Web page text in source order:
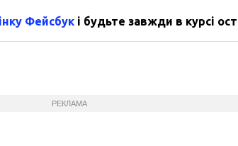
Фейсбук і будьте завжди в курсі
РЕКЛАМА